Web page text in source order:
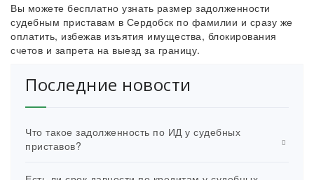
Вы можете бесплатно узнать размер задолженности
судебным приставам в Сердобск по фамилии и сразу же
оплатить, избежав изъятия имущества, блокирования
счетов и запрета на выезд за границу.
Последние новости
Что такое задолженность по ИД у судебных
приставов?